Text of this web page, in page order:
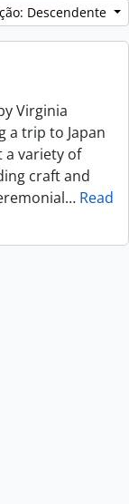
Descendente
Virginia
a trip to Japan
a variety of
craft and
… Read